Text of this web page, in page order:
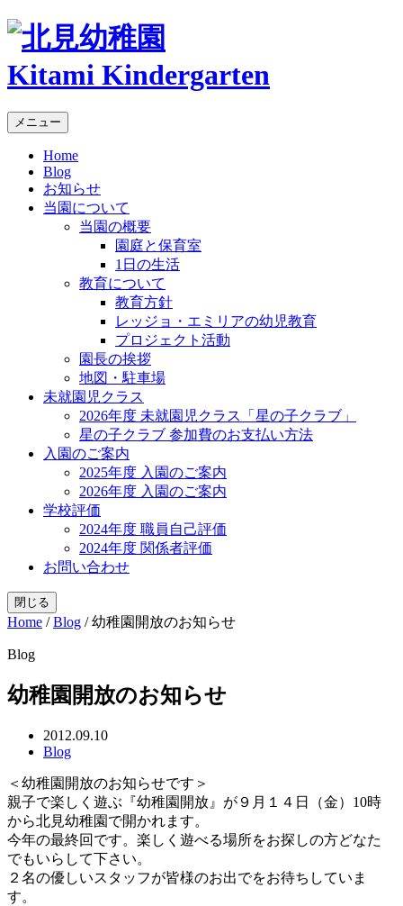
Kitami Kindergarten
メニュー
Home
Blog
お知らせ
当園について
当園の概要
園庭と保育室
1日の生活
教育について
教育方針
レッジョ・エミリアの幼児教育
プロジェクト活動
園長の挨拶
地図・駐車場
未就園児クラス
2026年度 未就園児クラス「星の子クラブ」
星の子クラブ 参加費のお支払い方法
入園のご案内
2025年度 入園のご案内
2026年度 入園のご案内
学校評価
2024年度 職員自己評価
2024年度 関係者評価
お問い合わせ
閉じる
Home /Blog /幼稚園開放のお知らせ
Blog
幼稚園開放のお知らせ
2012.09.10
Blog
＜幼稚園開放のお知らせです＞
親子で楽しく遊ぶ『幼稚園開放』が９月１４日（金）10時
から北見幼稚園で開かれます。
今年の最終回です。楽しく遊べる場所をお探しの方どなた
でもいらして下さい。
２名の優しいスタッフが皆様のお出でをお待ちしていま
す。